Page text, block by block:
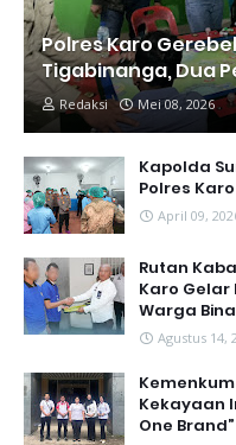
Polres Karo
Tigabinanga, Dua
Redaksi Mei 08, 2026
Kapolda
Polres
April 09,
Rutan
Karo Gelar
Warga
Agustus 14,
Kekayaan
One